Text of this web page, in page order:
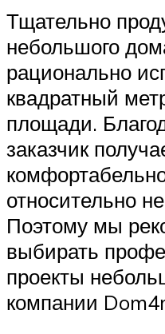
Тщательно
небольшого
рационально
квадратный
площади.
заказчик
относительно
Поэтому мы
выбирать
проекты
компании